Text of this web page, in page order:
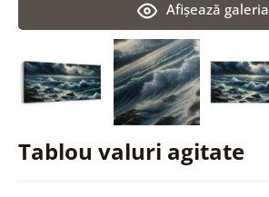
Tablou valuri agitate
Afişează galeria